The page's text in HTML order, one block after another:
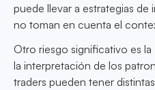
puede llevar a estrategias de
no toman en cuenta el
Otro riesgo significativo es la
la interpretación de los
traders pueden tener